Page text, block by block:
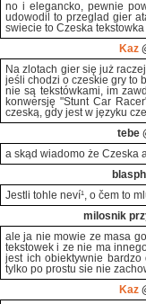
no i elegancko, pewnie
udowodil to przeglad gier
swiecie to Czeska tekstowka
Kaz
Na zlotach gier się już
jeśli chodzi o czeskie gry to
nie są tekstówkami, im
konwersję "Stunt Car
czeską, gdy jest w języku
tebe
a skąd wiadomo że Czeska
blasph
Jestli tohle neví¹, o čem to
milosnik
ale ja nie mowie ze masa
tekstowek i ze nie ma
jest ich obiektywnie
tylko po prostu sie nie
Kaz